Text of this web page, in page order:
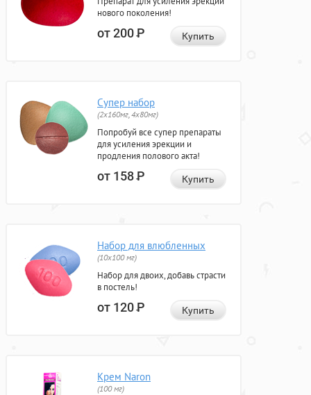
нового поколения!
от 200Р Купить
Супер набор
(2х160мг, 4х80мг)
Попробуй все супер препараты
для усиления эрекции и
продления полового акта!
от 158Р Купить
Набор для влюбленных
(10х100 мг)
Набор для двоих, добавь страсти
в постель!
от 120Р Купить
Крем Naron
(100 мг)